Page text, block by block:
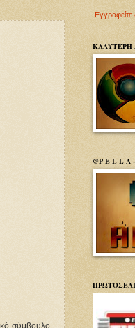
σύμβουλο
ΚΑΛΥΤΕΡΗ
@P E L L A